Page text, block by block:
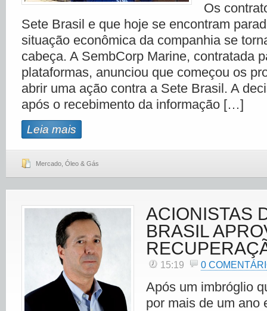
Os
Sete Brasil e que hoje se encontram
situação econômica da companhia se
cabeça. A SembCorp Marine, contratada
plataformas, anunciou que começou os
abrir uma ação contra a Sete Brasil. A
após o recebimento da informação […]
Leia mais
Mercado Óleo & Gás
ACIONISTAS
BRASIL
15:19 0
Após um imbróglio
por mais de um ano